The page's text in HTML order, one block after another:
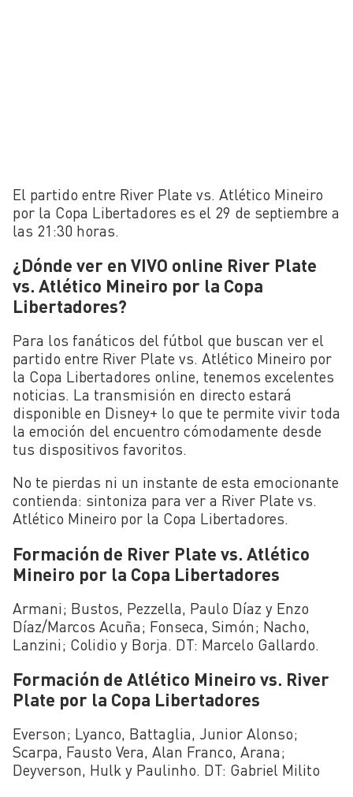
El partido entre River Plate vs. Atlético Mineiro
por la Copa Libertadores es el 29 de septiembre a
las 21:30 horas.
¿Dónde ver en VIVO online River Plate
vs. Atlético Mineiro por la Copa
Libertadores?
Para los fanáticos del fútbol que buscan ver el
partido entre River Plate vs. Atlético Mineiro por
la Copa Libertadores online, tenemos excelentes
noticias. La transmisión en directo estará
disponible en Disney+ lo que te permite vivir toda
la emoción del encuentro cómodamente desde
tus dispositivos favoritos.
No te pierdas ni un instante de esta emocionante
contienda: sintoniza para ver a River Plate vs.
Atlético Mineiro por la Copa Libertadores.
Formación de River Plate vs. Atlético
Mineiro por la Copa Libertadores
Armani; Bustos, Pezzella, Paulo Díaz y Enzo
Díaz/Marcos Acuña; Fonseca, Simón; Nacho,
Lanzini; Colidio y Borja. DT: Marcelo Gallardo.
Formación de Atlético Mineiro vs. River
Plate por la Copa Libertadores
Everson; Lyanco, Battaglia, Junior Alonso;
Scarpa, Fausto Vera, Alan Franco, Arana;
Deyverson, Hulk y Paulinho. DT: Gabriel Milito